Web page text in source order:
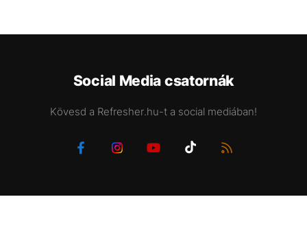
Social Media csatornák
Kövesd a Refresher.hu-t a social mediában!